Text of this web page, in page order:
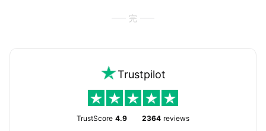
完
Trustpilot
TrustScore 4.9 2364 reviews